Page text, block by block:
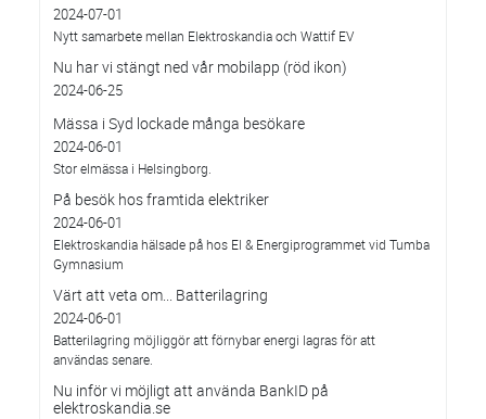
2024-07-01
Nytt samarbete mellan Elektroskandia och Wattif EV
Nu har vi stängt ned vår mobilapp (röd ikon)
2024-06-25
Mässa i Syd lockade många besökare
2024-06-01
Stor elmässa i Helsingborg.
På besök hos framtida elektriker
2024-06-01
Elektroskandia hälsade på hos El & Energiprogrammet vid Tumba
Gymnasium
Värt att veta om... Batterilagring
2024-06-01
Batterilagring möjliggör att förnybar energi lagras för att
användas senare.
Nu inför vi möjligt att använda BankID på
elektroskandia.se